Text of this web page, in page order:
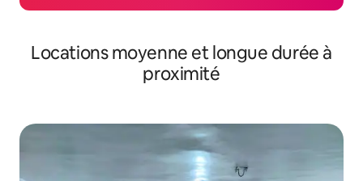
Locations moyenne et longue durée à
proximité